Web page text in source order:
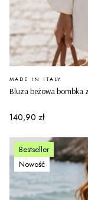
Bluza beżowa bombka
PRODUCENT
MADE IN ITALY
Cena
140,90 zł
Bestseller
Nowość